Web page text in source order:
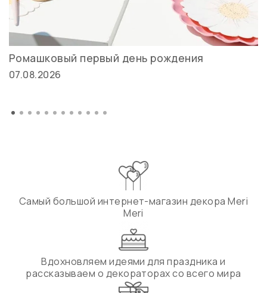
Ромашковый первый день рождения
07.08.2026
Самый большой интернет-магазин декора Meri
Meri
Вдохновляем идеями для праздника и
рассказываем о декораторах со всего мира